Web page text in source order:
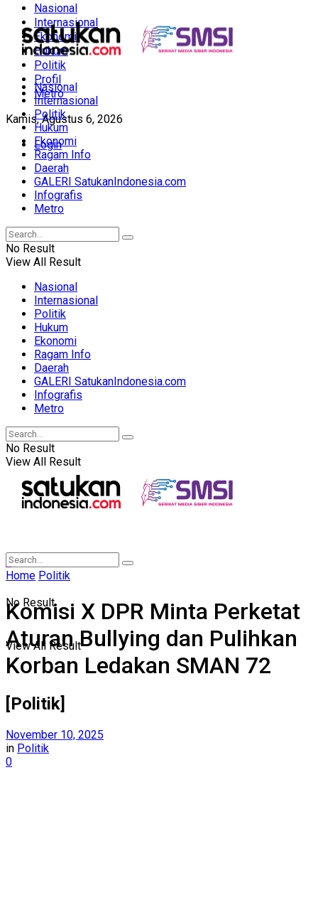
Nasional
Internasional
Ekonomi
Hukum
Politik
Profil
Metro
Kamis, Agustus 6, 2026
Login
Nasional
Internasional
Politik
Hukum
Ekonomi
Ragam Info
Daerah
GALERI SatukanIndonesia.com
Infografis
Metro
No Result
View All Result
Nasional
Internasional
Politik
Hukum
Ekonomi
Ragam Info
Daerah
GALERI SatukanIndonesia.com
Infografis
Metro
No Result
View All Result
No Result
View All Result
Home Politik
Komisi X DPR Minta Perketat
Aturan Bullying dan Pulihkan
Korban Ledakan SMAN 72
[Politik]
November 10, 2025
in Politik
0